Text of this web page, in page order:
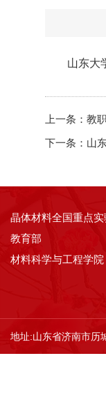
山东大
上一条： 教
下一条： 山
晶体材料全国重点实
教育部
材料科学与工程学院
地址:山东省济南市历